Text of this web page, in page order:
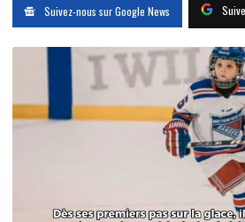
Suivez-nous sur Google News